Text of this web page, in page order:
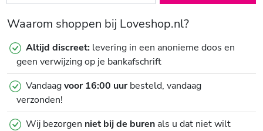
Waarom shoppen bij Loveshop.nl?
Altijd discreet: levering in een anonieme doos en
geen verwijzing op je bankafschrift
Vandaagvoor 16:00 uurbesteld, vandaag
verzonden!
Wij bezorgen niet bij de burenals u dat niet wilt